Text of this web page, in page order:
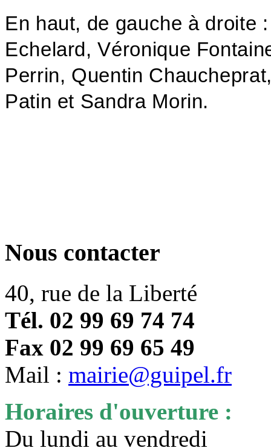
En haut, de gauche à droite
Echelard, Véronique
Perrin, Quentin
Patin et Sandra Morin.
Nous contacter
40, rue de la Liberté
Tél. 02 99 69 74 74
Fax 02 99 69 65 49
Mail : mairie@guipel.fr
Horaires d'ouverture :
Du lundi au vendredi